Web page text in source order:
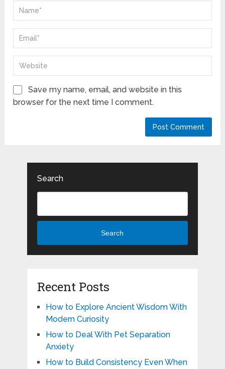
Save my name, email, and website in this
browser for the next time I comment.
Search
Search
Recent Posts
How to Explore Ancient Wisdom With
Modern Curiosity
How to Deal With Pet Separation
Anxiety
How to Build Consistency Even When